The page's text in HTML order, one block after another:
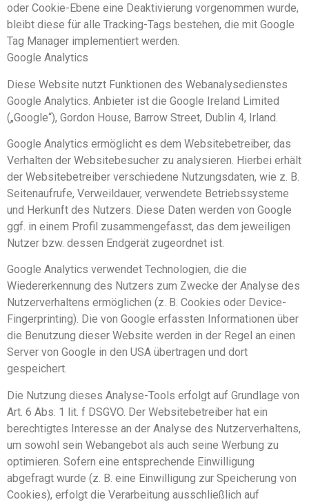
oder Cookie-Ebene eine Deaktivierung vorgenommen wurde,
bleibt diese für alle Tracking-Tags bestehen, die mit Google
Tag Manager implementiert werden.
Google Analytics
Diese Website nutzt Funktionen des Webanalysedienstes
Google Analytics. Anbieter ist die Google Ireland Limited
(„Google“), Gordon House, Barrow Street, Dublin 4, Irland.
Google Analytics ermöglicht es dem Websitebetreiber, das
Verhalten der Websitebesucher zu analysieren. Hierbei erhält
der Websitebetreiber verschiedene Nutzungsdaten, wie z. B.
Seitenaufrufe, Verweildauer, verwendete Betriebssysteme
und Herkunft des Nutzers. Diese Daten werden von Google
ggf. in einem Profil zusammengefasst, das dem jeweiligen
Nutzer bzw. dessen Endgerät zugeordnet ist.
Google Analytics verwendet Technologien, die die
Wiedererkennung des Nutzers zum Zwecke der Analyse des
Nutzerverhaltens ermöglichen (z. B. Cookies oder Device-
Fingerprinting). Die von Google erfassten Informationen über
die Benutzung dieser Website werden in der Regel an einen
Server von Google in den USA übertragen und dort
gespeichert.
Die Nutzung dieses Analyse-Tools erfolgt auf Grundlage von
Art. 6 Abs. 1 lit. f DSGVO. Der Websitebetreiber hat ein
berechtigtes Interesse an der Analyse des Nutzerverhaltens,
um sowohl sein Webangebot als auch seine Werbung zu
optimieren. Sofern eine entsprechende Einwilligung
abgefragt wurde (z. B. eine Einwilligung zur Speicherung von
Cookies), erfolgt die Verarbeitung ausschließlich auf